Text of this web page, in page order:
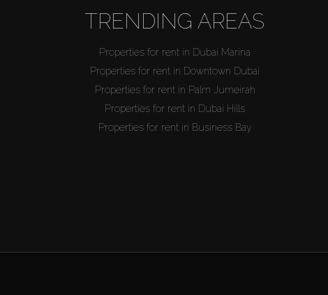
ZONES D’ACTUALITÉ
Propriétés à louer en Dubai Marina
Propriétés à louer en Downtown Dubai
Propriétés à louer en Palm Jumeirah
Propriétés à louer en Dubai Hills
Propriétés à louer en Business Bay